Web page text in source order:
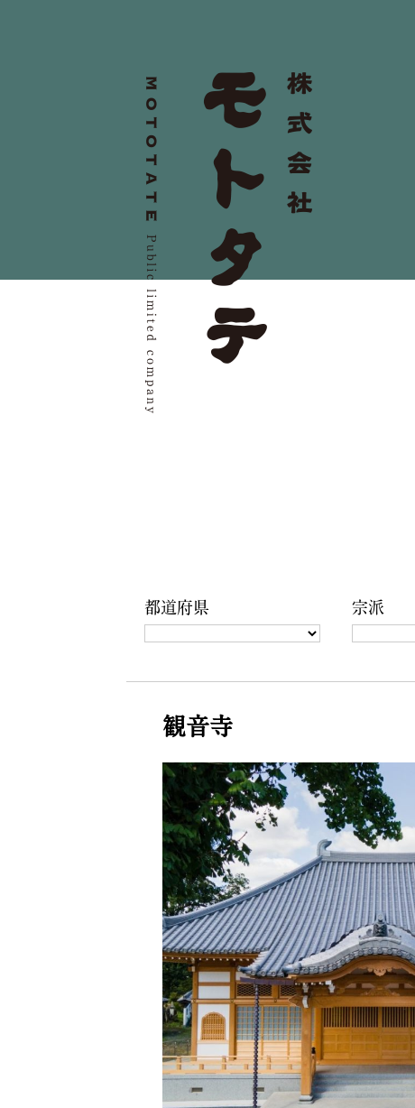
都道府県 宗派
観音寺